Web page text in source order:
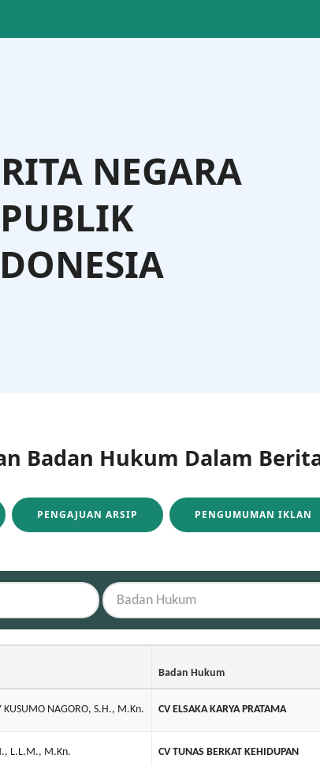
NEGARA
Dr. Supratman Andi Agtas, S.H., M.H.
Badan Hukum Dalam
PENGAJUAN ARSIP PENGUMUMAN IKLAN
Badan Hukum
KUSUMO NAGORO, S.H., M.Kn. CV ELSAKA KARYA PRATAMA
L.L.M., M.Kn. CV TUNAS BERKAT KEHIDUPAN